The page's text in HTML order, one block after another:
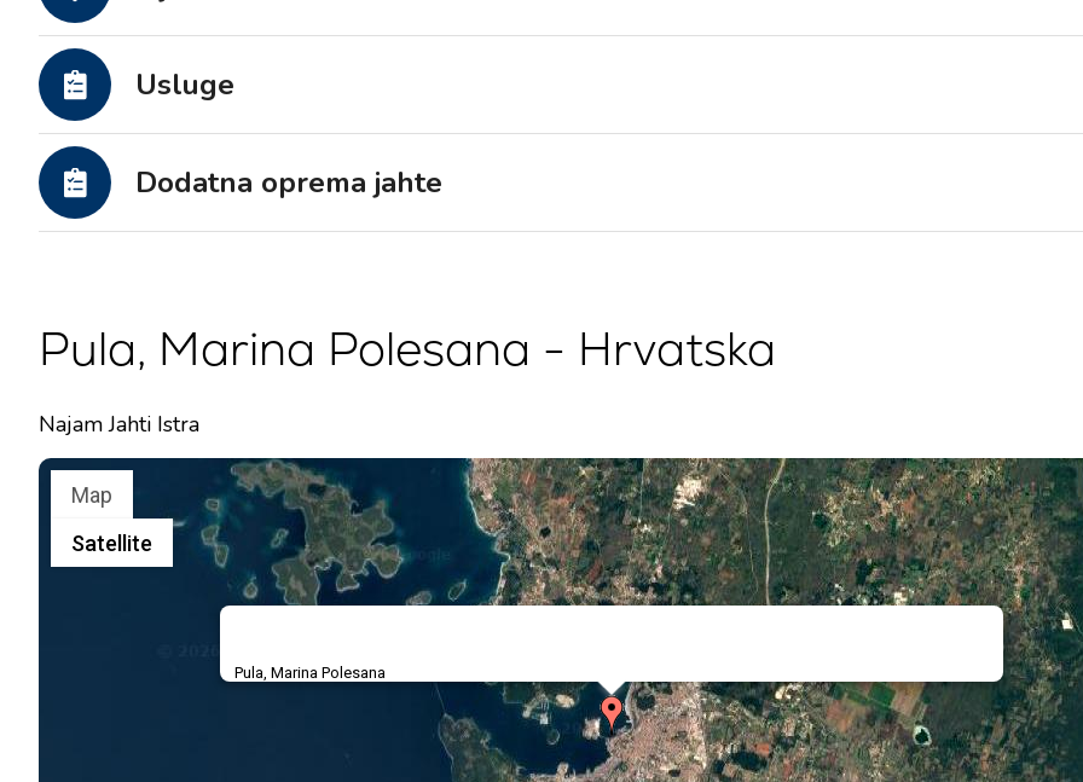
Usluge
Dodatna oprema jahte
Pula, Marina Polesana - Hrvatska
Najam Jahti Istra
Pula, Marina Polesana
Map
Satellite
Motorne jahte
Valovie - Asistent za
Splitska regija